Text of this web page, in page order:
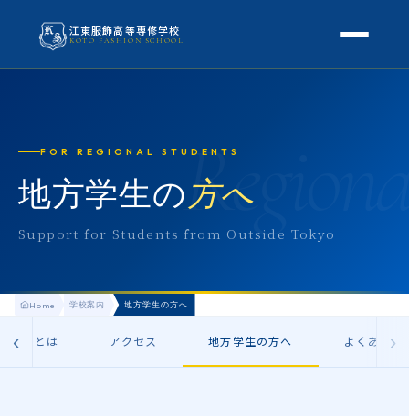
江東服飾高等専修学校
KOTO FASHION SCHOOL
校長挨拶
高等専修学校とは
地方学生の方へ
よくある質問
授業内容
スクールライフ
年間行事
KOTO COLLECTION
進路
入学案内
募集要項
FOR REGIONAL STUDENTS
地方学生の方へ
Support for Students from Outside Tokyo
Home 学校案内 地方学生の方へ
‹
学校とは アクセス 地方学生の方へ よくある質
›